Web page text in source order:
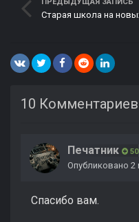
ПРЕДЫДУЩАЯ ЗАПИСЬ
10 Комментариев
Печатник 50
Опубликовано 2
Спасибо вам.